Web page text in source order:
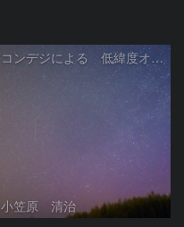
コンデジによる 低緯度オーロラ
小笠原 清治